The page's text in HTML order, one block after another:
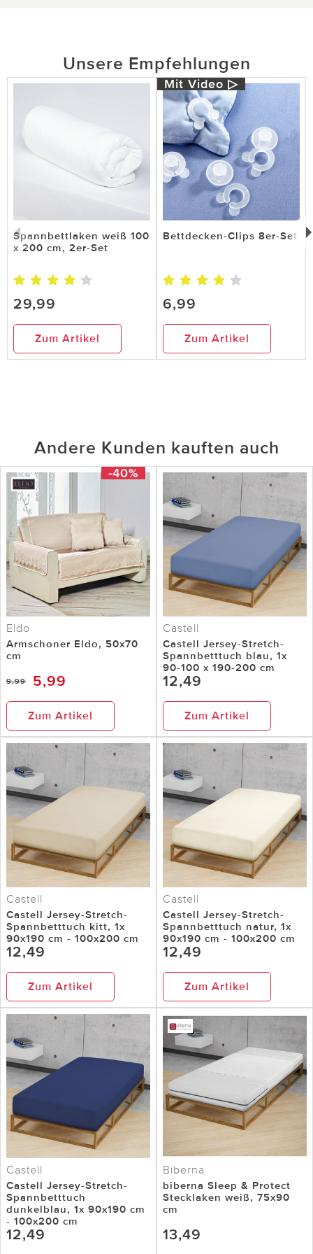
Unsere Empfehlungen
Spannbettlaken weiß 100
x 200 cm, 2er-Set
29,99
Zum Artikel
Mit Video ▷
Bettdecken-Clips 8er-Set
6,99
Zum Artikel
Andere Kunden kauften auch
-40%
Eldo
Armschoner Eldo, 50x70
cm
9,99 5,99
Zum Artikel
Castell
Castell Jersey-Stretch-
Spannbetttuch blau, 1x
90-100 x 190-200 cm
12,49
Zum Artikel
Castell
Castell Jersey-Stretch-
Spannbetttuch kitt, 1x
90x190 cm - 100x200 cm
12,49
Zum Artikel
Castell
Castell Jersey-Stretch-
Spannbetttuch natur, 1x
90x190 cm - 100x200 cm
12,49
Zum Artikel
Castell
Castell Jersey-Stretch-
Spannbetttuch
dunkelblau, 1x 90x190 cm
- 100x200 cm
12,49
Biberna
biberna Sleep & Protect
Stecklaken weiß, 75x90
cm
13,49